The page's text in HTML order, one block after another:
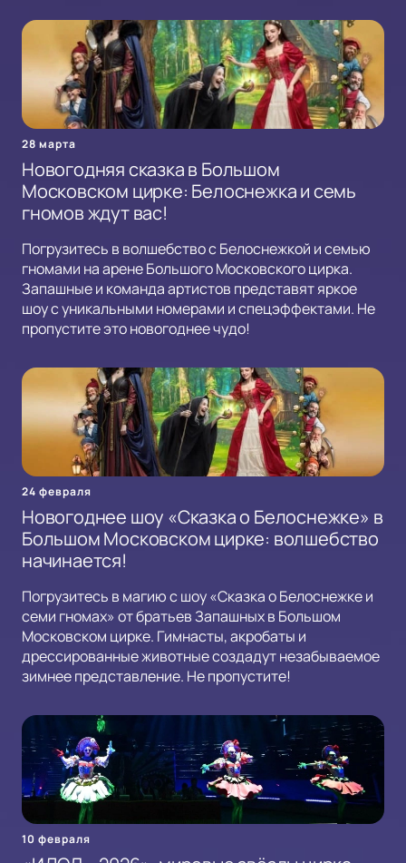
28 марта
Новогодняя сказка в Большом
Московском цирке: Белоснежка и семь
гномов ждут вас!
Погрузитесь в волшебство с Белоснежкой и семью
гномами на арене Большого Московского цирка.
Запашные и команда артистов представят яркое
шоу с уникальными номерами и спецэффектами. Не
пропустите это новогоднее чудо!
24 февраля
Новогоднее шоу «Сказка о Белоснежке» в
Большом Московском цирке: волшебство
начинается!
Погрузитесь в магию с шоу «Сказка о Белоснежке и
семи гномах» от братьев Запашных в Большом
Московском цирке. Гимнасты, акробаты и
дрессированные животные создадут незабываемое
зимнее представление. Не пропустите!
10 февраля